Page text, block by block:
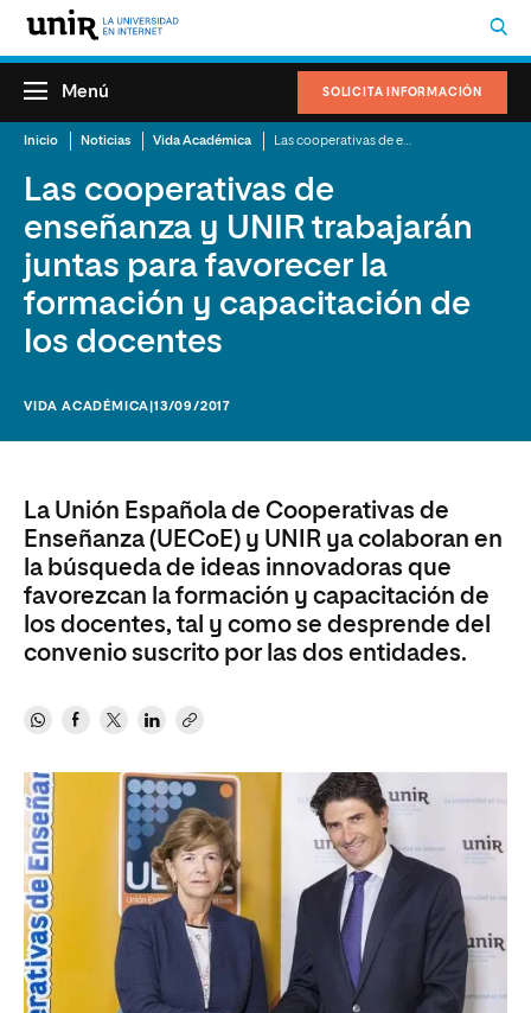
SOLICITA INFORMACIÓN
Menú
Inicio Noticias Vida Académica
Las cooperativas de
enseñanza y UNIR trabajarán
juntas para favorecer la
formación y capacitación de
los docentes
VIDA ACADÉMICA |13/09/2017
La Unión Española de Cooperativas de
Enseñanza (UECoE) y UNIR ya colaboran en
la búsqueda de ideas innovadoras que
favorezcan la formación y capacitación de
los docentes, tal y como se desprende del
convenio suscrito por las dos entidades.